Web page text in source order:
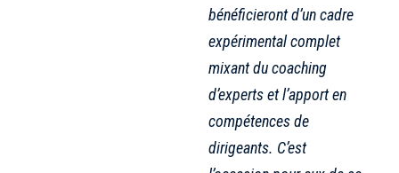
bénéficieront d’un cadre
expérimental complet
mixant du coaching
d’experts et l’apport en
compétences de
dirigeants. C’est